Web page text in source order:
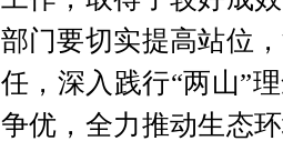
部门要切实提高站位
任，深入践行“两山”
争优，全力推动生态